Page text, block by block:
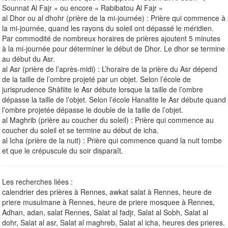
Sounnat Al Fajr » ou encore « Rabibatou Al Fajr »
al Dhor ou al dhohr (prière de la mi-journée) : Prière qui commence à
la mi-journée, quand les rayons du soleil ont dépassé le méridien.
Par commodité de nombreux horaires de prières ajoutent 5 minutes
à la mi-journée pour déterminer le début de Dhor. Le dhor se termine
au début du Asr.
al Asr (prière de l’après-midi) : L’horaire de la prière du Asr dépend
de la taille de l’ombre projeté par un objet. Selon l’école de
jurisprudence Shâfiite le Asr débute lorsque la taille de l’ombre
dépasse la taille de l’objet. Selon l’école Hanafite le Asr débute quand
l’ombre projetée dépasse le double de la taille de l’objet.
al Maghrib (prière au coucher du soleil) : Prière qui commence au
coucher du soleil et se termine au début de icha.
al Icha (prière de la nuit) : Prière qui commence quand la nuit tombe
et que le crépuscule du soir disparaît.
Les recherches liées :
calendrier des prières à Rennes, awkat salat à Rennes, heure de
priere musulmane à Rennes, heure de priere mosquee à Rennes,
Adhan, adan, salat Rennes, Salat al fadjr, Salat al Sobh, Salat al
dohr, Salat al asr, Salat al maghreb, Salat al icha, heures des prieres.